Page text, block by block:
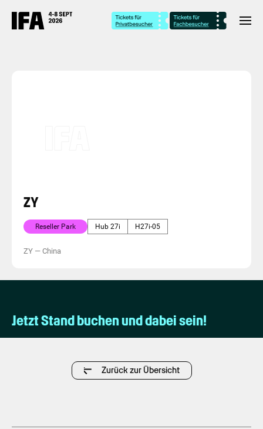
ZY
Reseller Park Hub 27i H27i-05
ZY — China
Jetzt Stand buchen und dabei sein!
Zurück zur Übersicht